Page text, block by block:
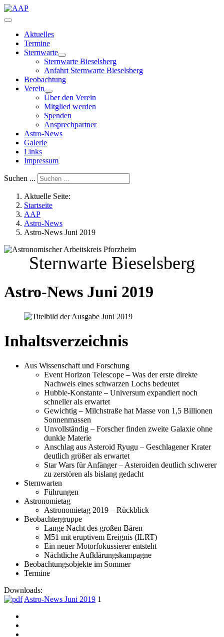
Aktuelles
Termine
Sternwarte
Sternwarte Bieselsberg
Anfahrt Sternwarte Bieselsberg
Beobachtung
Verein
Über den Verein
Mitglied werden
Spenden
Ansprechpartner
Astro-News
Galerie
Links
Impressum
Suchen ...
Aktuelle Seite:
Startseite
AAP
Astro-News
Astro-News Juni 2019
Sternwarte Bieselsberg
Astro-News Juni 2019
Inhaltsverzeichnis
Aus Wissenschaft und Forschung
Event Horizon Telescope – Was der erste direkte
Nachweis eines schwarzen Lochs bedeutet
Hubble-Konstante – Universum expandiert noch
schneller als erwartet
Gewichtig – Milchstraße hat Masse von 1,5 Billionen
Sonnenmassen
Unvollständig – Forscher finden zweite Galaxie ohne
dunkle Materie
Anschlag aus Asteroid Ryugu – Geschlagener Krater
deutlich größer als erwartet
Star Wars für Anfänger – Asteroiden deutlich schwerer
zu zerstören als bislang gedacht
Sternwarten
Führungen
Astronomietag
Astronomietag 2019 – Rückblick
Beobachtergruppe
Lange Nacht des großen Bären
M51 mit eruptivem Ereignis (ILRT)
Ein neuer Motorfokussierer entsteht
Nächtliche Aufklärungskampagne
Beobachtungsobjekte im Sommer
Termine
Downloads:
Astro-News Juni 2019 1